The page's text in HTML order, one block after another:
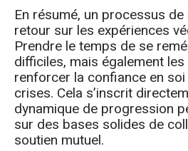
En résumé, un processus
retour sur les expériences
Prendre le temps de se
difficiles, mais également
renforcer la confiance en
crises. Cela s’inscrit
dynamique de progression
sur des bases solides de
soutien mutuel.